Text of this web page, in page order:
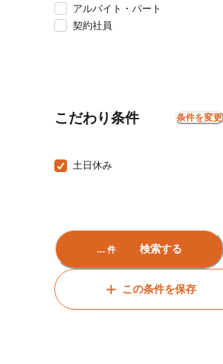
アルバイト・パート
契約社員
こだわり条件 条件を変更
土日休み
... 件 検索する
この条件を保存